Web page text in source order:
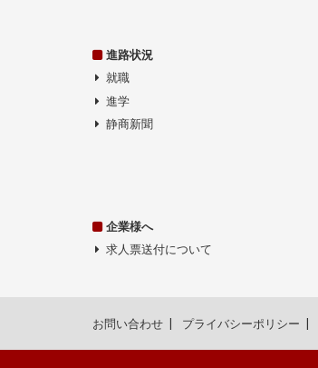
進路状況
就職
進学
静商新聞
企業様へ
求人票送付について
お問い合わせ プライバシーポリシー